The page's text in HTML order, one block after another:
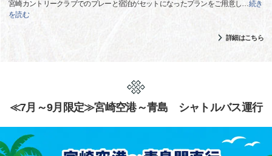
宮崎カントリークラブでのプレーと宿泊がセットになったプランをご用意し…続き
を読む
詳細はこちら
≪7月～9月限定≫宮崎空港～青島 シャトルバス運行